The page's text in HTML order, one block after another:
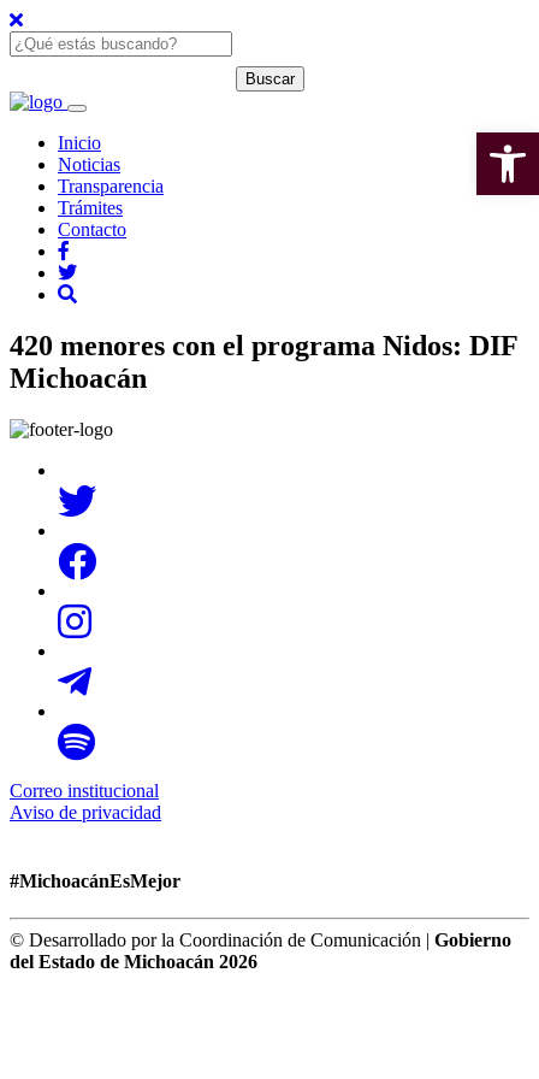
Inicio
Noticias
Transparencia
Trámites
Contacto
420 menores con el programa Nidos: DIF
Michoacán
Correo institucional
Aviso de privacidad
#MichoacánEsMejor
© Desarrollado por la Coordinación de Comunicación | Gobierno
del Estado de Michoacán 2026